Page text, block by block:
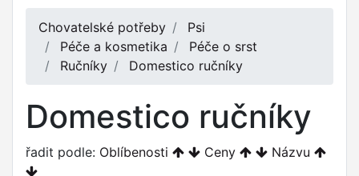
Chovatelské potřeby
Psi
Péče a kosmetika
Péče o srst
Ručníky
Domestico ručníky
Domestico ručníky
řadit podle: Oblíbenosti Ceny Názvu